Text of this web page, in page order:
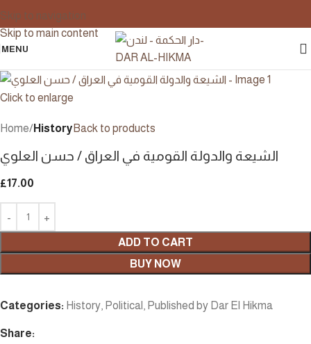
Skip to navigation
Skip to main content
MENU
Click to enlarge
Home History Back to products
الشيعة والدولة القومية في العراق / حسن العلوي
£17.00
ADD TO CART
BUY NOW
Categories: History Political Published by Dar El Hikma
Share: